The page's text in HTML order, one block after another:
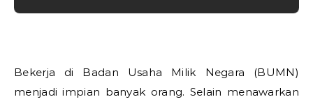
Bekerja di Badan Usaha Milik Negara (BUMN)
menjadi impian banyak orang. Selain menawarkan